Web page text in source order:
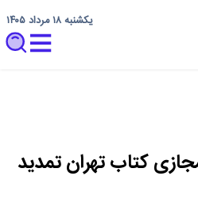
یکشنبه ۱۸ مرداد ۱۴۰۵
کتاب تهران تمدید